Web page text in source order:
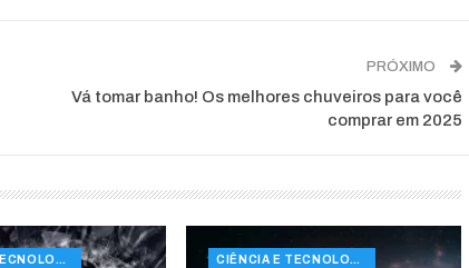
PRÓXIMO
Vá tomar banho! Os melhores chuveiros para você
comprar em 2025
CIÊNCIA E TECNOLOGIA CIÊNCIA E TECNOLOGIA